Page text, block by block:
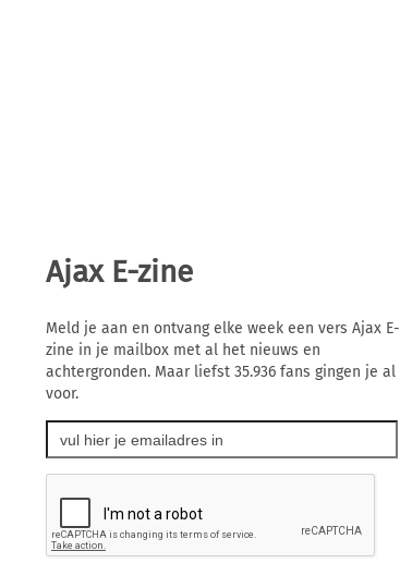
Ajax E-zine
Meld je aan en ontvang elke week een vers Ajax E-
zine in je mailbox met al het nieuws en
achtergronden. Maar liefst 35.936 fans gingen je al
voor.